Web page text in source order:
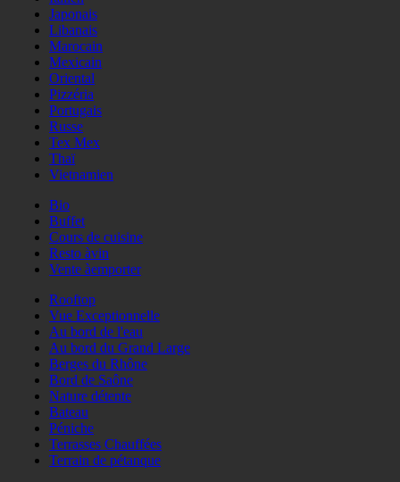
Japonais
Libanais
Marocain
Mexicain
Oriental
Pizzéria
Portugais
Russe
Tex Mex
Thaï
Vietnamien
Bio
Buffet
Cours de cuisine
Resto àvin
Vente àemporter
Rooftop
Vue Exceptionnelle
Au bord de l'eau
Au bord du Grand Large
Berges du Rhône
Bord de Saône
Nature détente
Bateau
Péniche
Terrasses Chauffées
Terrain de pétanque